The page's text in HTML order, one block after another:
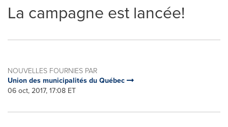
La campagne est lancée!
NOUVELLES FOURNIES PAR
Union des municipalités du Québec
06 oct, 2017, 17:08 ET